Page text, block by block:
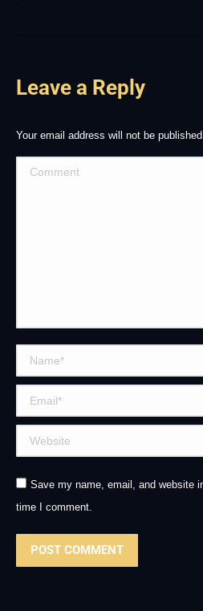
Leave a Reply
Your email address will not be
Comment
Name *
Email *
Website
Save my name, email, and website
time I comment.
POST COMMENT